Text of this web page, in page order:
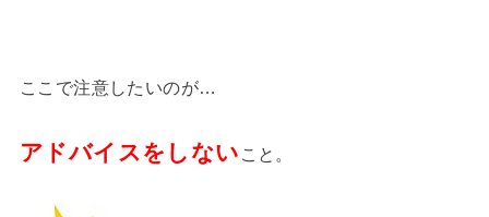
ここで注意したいのが…
アドバイスをしない こと。